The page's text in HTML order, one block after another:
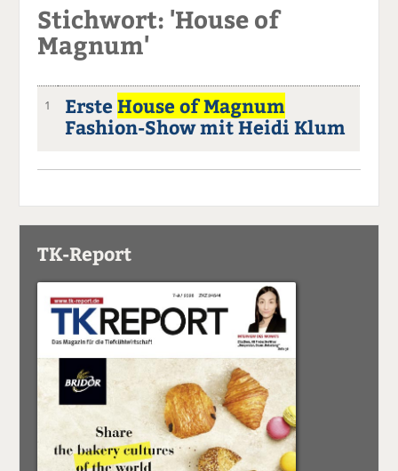
Stichwort: 'House of
Magnum'
1 ErsteHouse of Magnum
Fashion-Show mit Heidi Klum
TK-Report